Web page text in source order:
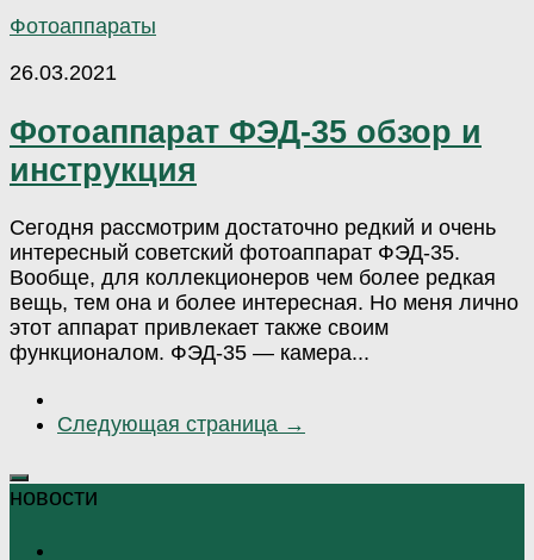
Фотоаппараты
26.03.2021
Фотоаппарат ФЭД-35 обзор и
инструкция
Сегодня рассмотрим достаточно редкий и очень
интересный советский фотоаппарат ФЭД-35.
Вообще, для коллекционеров чем более редкая
вещь, тем она и более интересная. Но меня лично
этот аппарат привлекает также своим
функционалом. ФЭД-35 — камера...
Следующая страница →